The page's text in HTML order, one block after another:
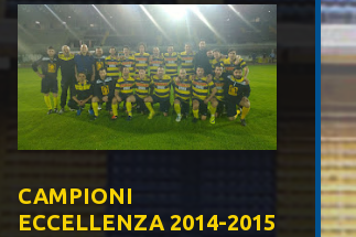
CAMPIONI
ECCELLENZA 2014-2015